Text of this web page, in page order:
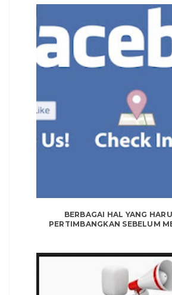
BERBAGAI HAL YANG
PERTIMBANGKAN SEBELUM